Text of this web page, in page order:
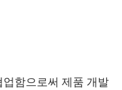
함으로써 제품 개발